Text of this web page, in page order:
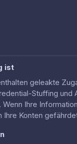
ist
geleakte
Stuffing und
Wenn Ihre
Ihre Konten